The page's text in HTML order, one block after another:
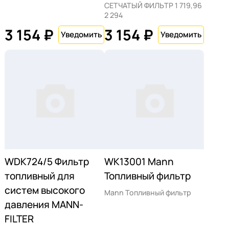
3 154 ₽
СЕТЧАТЫЙ ФИЛЬТР 1 719,96
2 294
3 154 ₽
WDK724/5 Фильтр
топливный для
систем высокого
давления MANN-
FILTER
WK13001 Mann
Топливный фильтр
Mann Топливный фильтр